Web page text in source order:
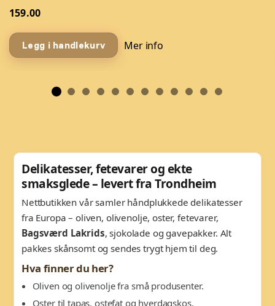
159.00
Legg i handlekurv Mer info
Delikatesser, fetevarer og ekte
smaksglede – levert fra Trondheim
Nettbutikken vår samler håndplukkede delikatesser
fra Europa – oliven, olivenolje, oster, fetevarer,
Bagsværd Lakrids, sjokolade og gavepakker. Alt
pakkes skånsomt og sendes trygt hjem til deg.
Hva finner du her?
Oliven og olivenolje fra små produsenter.
Oster til tapas, ostefat og hverdagskos.